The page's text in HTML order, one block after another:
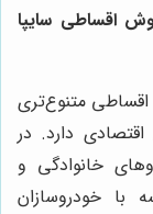
اقساطی سایپا
اقساطی متنوع‌تری
دارد. در
خانوادگی و
با خودروسازان